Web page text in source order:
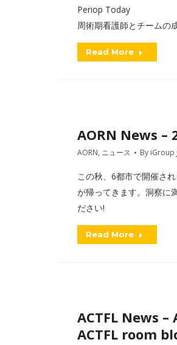
Periop Today
周術期看護師とチームの
Read More
AORN News –
AORN, ニュース By iGroup
この秋、6都市で開催さ
が帰ってきます。洞察に
ださい!
Read More
ACTFL News
ACTFL room